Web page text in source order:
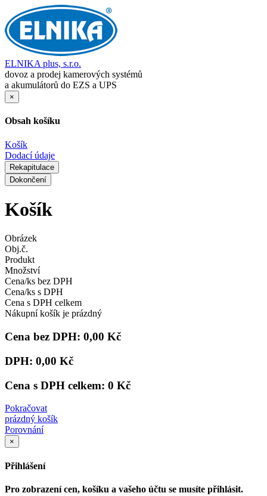
ELNIKA plus, s.r.o.
dovoz a prodej kamerových systémů
a akumulátorů do EZS a UPS
×
Obsah košíku
Košík
Dodací údaje
Rekapitulace
Dokončení
Košík
Obrázek
Obj.č.
Produkt
Množství
Cena/ks bez DPH
Cena/ks s DPH
Cena s DPH celkem
Nákupní košík je prázdný
Cena bez DPH: 0,00 Kč
DPH: 0,00 Kč
Cena s DPH celkem: 0 Kč
Pokračovat
prázdný košík
Porovnání
×
Přihlášení
Pro zobrazení cen, košíku a vašeho účtu se musíte přihlásit.